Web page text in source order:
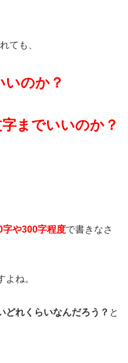
ても、
いのか？
までいいのか？
字や300字程度で書きなさ
ね。
どれくらいなんだろう？ と